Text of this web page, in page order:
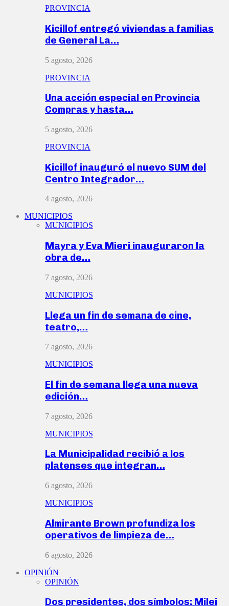
PROVINCIA
Kicillof entregó viviendas a familias
de General La…
5 agosto, 2026
PROVINCIA
Una acción especial en Provincia
Compras y hasta…
5 agosto, 2026
PROVINCIA
Kicillof inauguró el nuevo SUM del
Centro Integrador…
4 agosto, 2026
MUNICIPIOS
MUNICIPIOS
Mayra y Eva Mieri inauguraron la
obra de…
7 agosto, 2026
MUNICIPIOS
Llega un fin de semana de cine,
teatro,…
7 agosto, 2026
MUNICIPIOS
El fin de semana llega una nueva
edición…
7 agosto, 2026
MUNICIPIOS
La Municipalidad recibió a los
platenses que integran…
6 agosto, 2026
MUNICIPIOS
Almirante Brown profundiza los
operativos de limpieza de…
6 agosto, 2026
OPINIÓN
OPINIÓN
Dos presidentes, dos símbolos: Milei